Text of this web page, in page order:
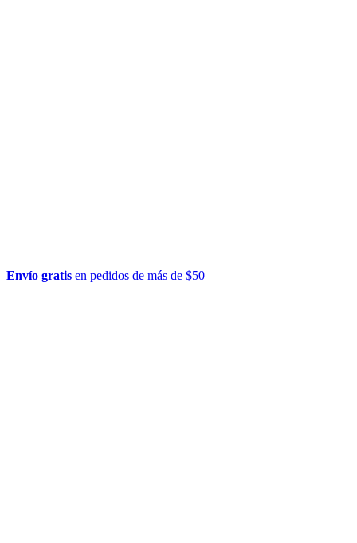
Envío gratis en pedidos de más de $50